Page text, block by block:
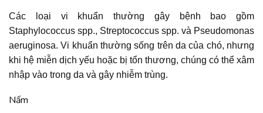
Các loại vi khuẩn thường gây bệnh bao gồm
Staphylococcus spp., Streptococcus spp. và Pseudomonas
aeruginosa. Vi khuẩn thường sống trên da của chó, nhưng
khi hệ miễn dịch yếu hoặc bị tổn thương, chúng có thể xâm
nhập vào trong da và gây nhiễm trùng.
Nấm